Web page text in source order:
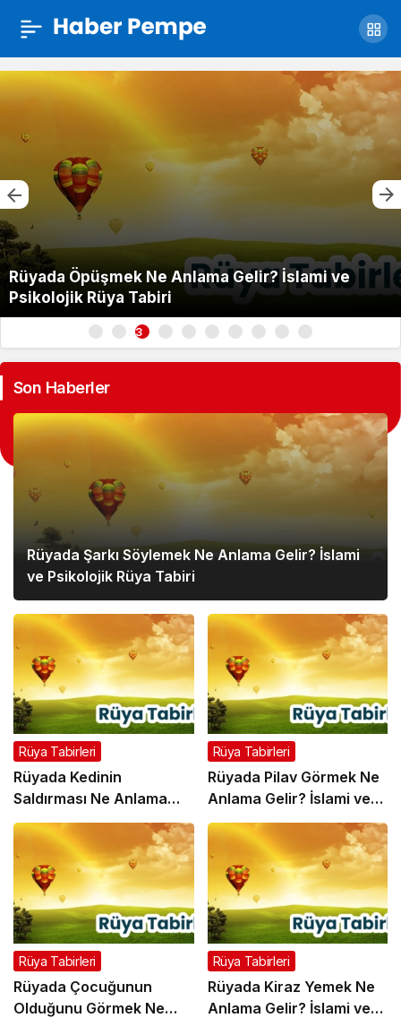
Rüyada Ameliyat Olduğunu Görmek Ne Anlama
Gelir? İslami ve Psikolojik Rüya Tabiri
4
Son Haberler
Rüyada Şarkı Söylemek Ne Anlama Gelir? İslami
ve Psikolojik Rüya Tabiri
Rüya Tabirleri
Rüyada Kedinin
Saldırması Ne Anlama
Gelir? İslami ve Psikolojik
Rüya Tabiri
Rüya Tabirleri
Rüyada Pilav Görmek Ne
Anlama Gelir? İslami ve
Psikolojik Rüya Tabiri
Rüya Tabirleri
Rüyada Çocuğunun
Olduğunu Görmek Ne
Rüya Tabirleri
Rüyada Kiraz Yemek Ne
Anlama Gelir? İslami ve